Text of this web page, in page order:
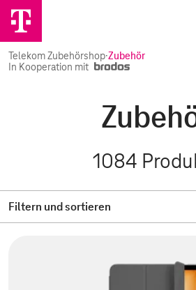
Telekom Zubehörshop·Zubehör
In Kooperation mit
1084
Filtern und sortieren